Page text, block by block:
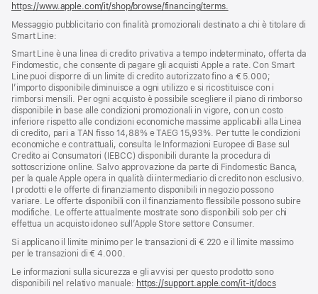
https://www.apple.com/it/shop/browse/financing/terms.
Messaggio pubblicitario con finalità promozionali destinato a chi è titolare di
Smart Line:
Smart Line è una linea di credito privativa a tempo indeterminato, offerta da
Findomestic, che consente di pagare gli acquisti Apple a rate. Con Smart
Line puoi disporre di un limite di credito autorizzato fino a € 5.000;
l’importo disponibile diminuisce a ogni utilizzo e si ricostituisce con i
rimborsi mensili. Per ogni acquisto è possibile scegliere il piano di rimborso
disponibile in base alle condizioni promozionali in vigore, con un costo
inferiore rispetto alle condizioni economiche massime applicabili alla Linea
di credito, pari a TAN fisso 14,88% e TAEG 15,93%. Per tutte le condizioni
economiche e contrattuali, consulta le Informazioni Europee di Base sul
Credito ai Consumatori (IEBCC) disponibili durante la procedura di
sottoscrizione online. Salvo approvazione da parte di Findomestic Banca,
per la quale Apple opera in qualità di intermediario di credito non esclusivo.
I prodotti e le offerte di finanziamento disponibili in negozio possono
variare. Le offerte disponibili con il finanziamento flessibile possono subire
modifiche. Le offerte attualmente mostrate sono disponibili solo per chi
effettua un acquisto idoneo sull’Apple Store settore Consumer.
Si applicano il limite minimo per le transazioni di € 220 e il limite massimo
per le transazioni di € 4.000.
Le informazioni sulla sicurezza e gli avvisi per questo prodotto sono
disponibili nel relativo manuale: https://support.apple.com/it-it/docs(si